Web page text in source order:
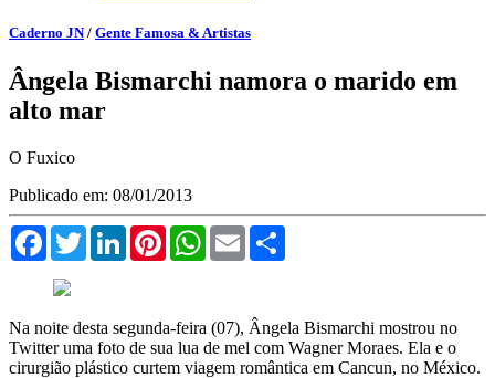
Caderno JN/ Gente Famosa & Artistas
Ângela Bismarchi namora o marido em
alto mar
O Fuxico
Publicado em: 08/01/2013
FacebookTwitterLinkedInPinterestWhatsApp
Email
Na noite desta segunda-feira (07), Ângela Bismarchi mostrou no
Twitter uma foto de sua lua de mel com Wagner Moraes. Ela e o
cirurgião plástico curtem viagem romântica em Cancun, no México.